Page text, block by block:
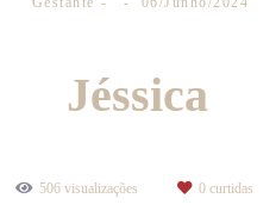
Jéssica
506 visualizações 0 curtidas